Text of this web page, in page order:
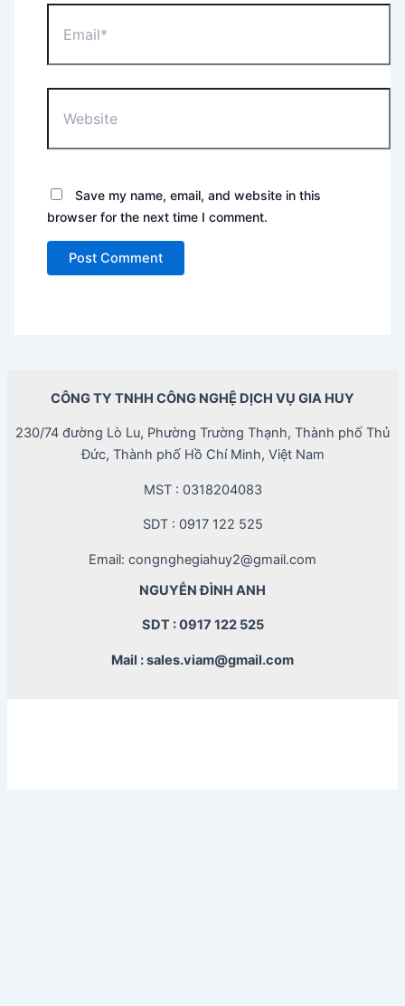
Save my name, email, and website in this
browser for the next time I comment.
CÔNG TY TNHH CÔNG NGHỆ DỊCH VỤ GIA HUY
230/74 đường Lò Lu, Phường Trường Thạnh, Thành phố Thủ
Đức, Thành phố Hồ Chí Minh, Việt Nam
MST : 0318204083
SDT : 0917 122 525
Email: congnghegiahuy2@gmail.com
NGUYỄN ĐÌNH ANH
SDT : 0917 122 525
Mail : sales.viam@gmail.com